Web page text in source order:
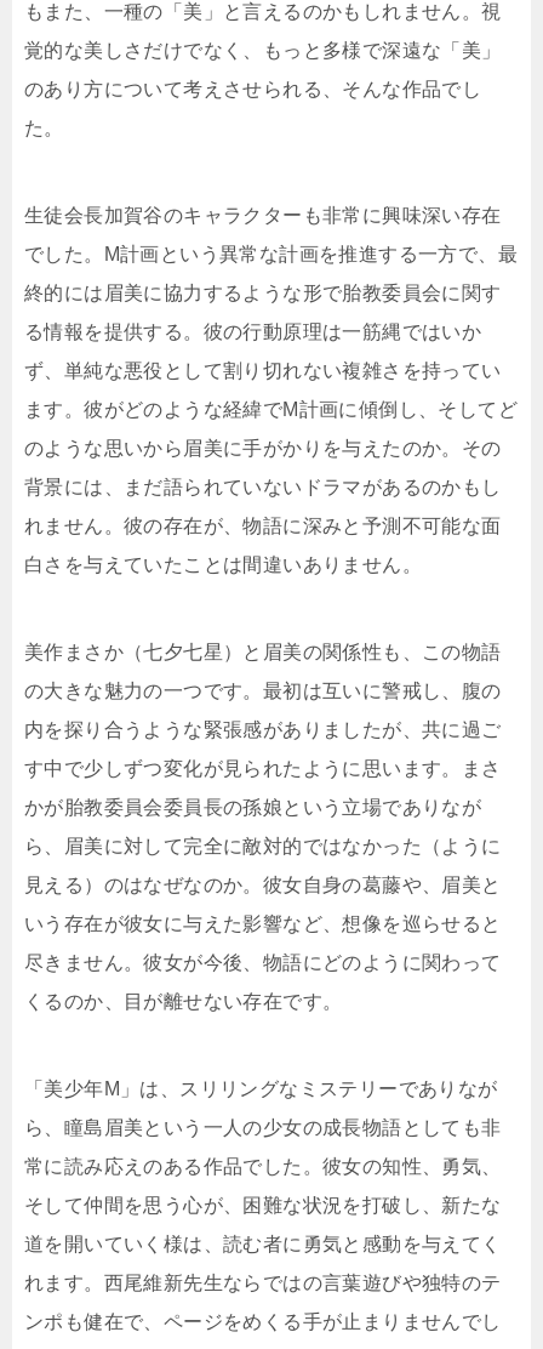
もまた、一種の「美」と言えるのかもしれません。視
覚的な美しさだけでなく、もっと多様で深遠な「美」
のあり方について考えさせられる、そんな作品でし
た。
生徒会長加賀谷のキャラクターも非常に興味深い存在
でした。M計画という異常な計画を推進する一方で、最
終的には眉美に協力するような形で胎教委員会に関す
る情報を提供する。彼の行動原理は一筋縄ではいか
ず、単純な悪役として割り切れない複雑さを持ってい
ます。彼がどのような経緯でM計画に傾倒し、そしてど
のような思いから眉美に手がかりを与えたのか。その
背景には、まだ語られていないドラマがあるのかもし
れません。彼の存在が、物語に深みと予測不可能な面
白さを与えていたことは間違いありません。
美作まさか（七夕七星）と眉美の関係性も、この物語
の大きな魅力の一つです。最初は互いに警戒し、腹の
内を探り合うような緊張感がありましたが、共に過ご
す中で少しずつ変化が見られたように思います。まさ
かが胎教委員会委員長の孫娘という立場でありなが
ら、眉美に対して完全に敵対的ではなかった（ように
見える）のはなぜなのか。彼女自身の葛藤や、眉美と
いう存在が彼女に与えた影響など、想像を巡らせると
尽きません。彼女が今後、物語にどのように関わって
くるのか、目が離せない存在です。
「美少年M」は、スリリングなミステリーでありなが
ら、瞳島眉美という一人の少女の成長物語としても非
常に読み応えのある作品でした。彼女の知性、勇気、
そして仲間を思う心が、困難な状況を打破し、新たな
道を開いていく様は、読む者に勇気と感動を与えてく
れます。西尾維新先生ならではの言葉遊びや独特のテ
ンポも健在で、ページをめくる手が止まりませんでし